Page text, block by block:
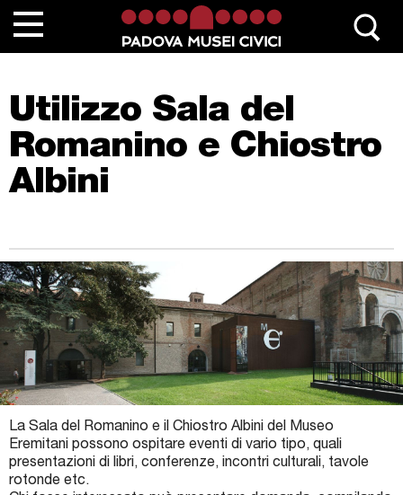
Contatta Padovamusei
Musei
Sedi monumentali
Eventi e mostre
News
Collezioni
Percorsi
Biglietti e Orari
Facebook
Utilizzo Sala del
Romanino e Chiostro
Albini
La Sala del Romanino e il Chiostro Albini del Museo
Eremitani possono ospitare eventi di vario tipo, quali
presentazioni di libri, conferenze, incontri culturali, tavole
rotonde etc.